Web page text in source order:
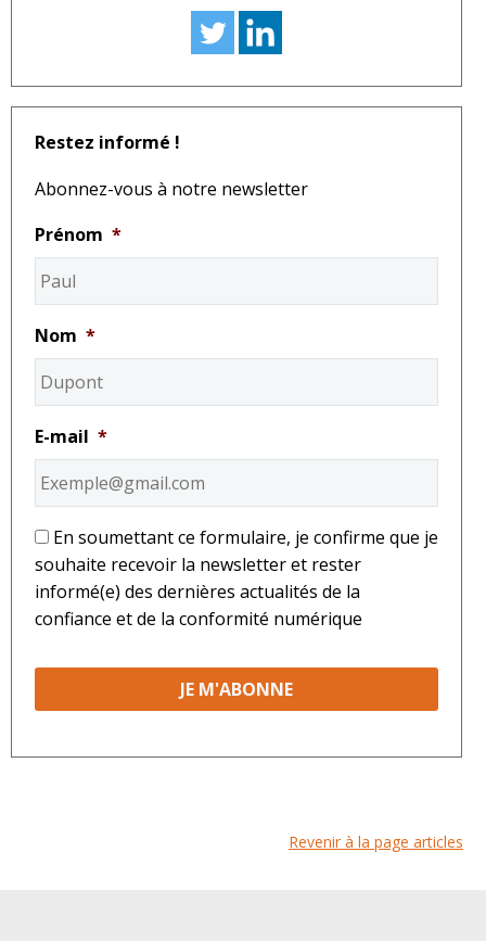
Restez informé !
Abonnez-vous à notre newsletter
Prénom *
Nom *
E-mail *
* En soumettant ce formulaire, je confirme que je
souhaite recevoir la newsletter et rester
informé(e) des dernières actualités de la
confiance et de la conformité numérique
Revenir à la page articles